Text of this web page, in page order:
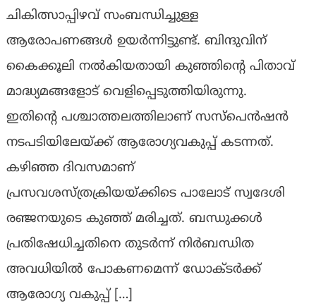
ചികിത്സാപ്പിഴവ് സംബന്ധിച്ചുള്ള
ആരോപണങ്ങൾ ഉയർന്നിട്ടുണ്ട്. ബിന്ദുവിന്
കൈക്കൂലി നൽകിയതായി കുഞ്ഞിന്റെ പിതാവ്
മാദ്ധ്യമങ്ങളോട് വെളിപ്പെടുത്തിയിരുന്നു.
ഇതിന്റെ പശ്ചാത്തലത്തിലാണ് സസ്‌പെൻഷൻ
നടപടിയിലേയ്ക്ക് ആരോഗ്യവകുപ്പ് കടന്നത്.
കഴിഞ്ഞ ദിവസമാണ്
പ്രസവശസ്‌ത്രക്രിയയ്‌ക്കിടെ പാലോട് സ്വദേശി
രഞ്ജനയുടെ കുഞ്ഞ് മരിച്ചത്. ബന്ധുക്കൾ
പ്രതിഷേധിച്ചതിനെ തുടർന്ന് നിർബന്ധിത
അവധിയിൽ പോകണമെന്ന് ഡോക്‌ടർക്ക്
ആരോഗ്യ വകുപ്പ് […]